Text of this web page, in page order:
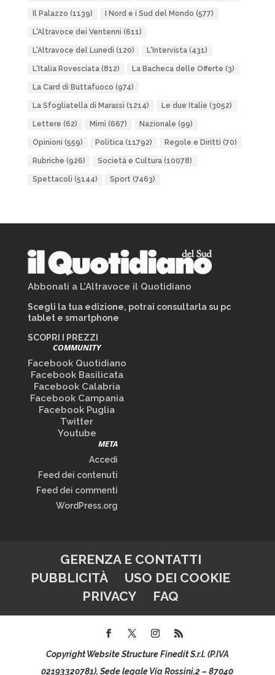
Il Palazzo (1139) I Nord e i Sud del Mondo (577)
L'Altravoce dei Ventenni (611)
L'Altravoce del Lunedì (120) L'Intervista(431)
L'Italia Rovesciata(812) La Bacheca delle Offerte (3)
La Card di Buttafuoco (974)
La Sfogliatella di Marassi (1214) Le due Italie (3052)
Lettere (62) Mimì (667) Nazionale (99)
Opinioni (559) Politica(11792) Regole e Diritti (70)
Rubriche (926) Società e Cultura(10078)
Spettacoli (5144) Sport(7463)
Abbonati a L’Altravoce il Quotidiano
Scegli la tua edizione, potrai consultarla su pc
tablet e smartphone
SCOPRI I PREZZI
COMMUNITY
Facebook Quotidiano
Facebook Basilicata
Facebook Calabria
Facebook Campania
Facebook Puglia
Twitter
Youtube
META
Accedi
Feed dei contenuti
Feed dei commenti
WordPress.org
GERENZA E CONTATTI
PUBBLICITÀ
USO DEI COOKIE
PRIVACY
FAQ
Copyright Website Structure Finedit S.r.l. (P.IVA
02193320781), Sede legale Via Rossini,2 – 87040